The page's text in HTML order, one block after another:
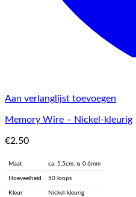
Aan verlanglijst toevoegen
Memory Wire – Nickel-kleurig
€2.50
Maat ca. 5,5cm, ᴓ 0.6mm
Hoeveelheid 50 loops
Kleur Nickel-kleurig